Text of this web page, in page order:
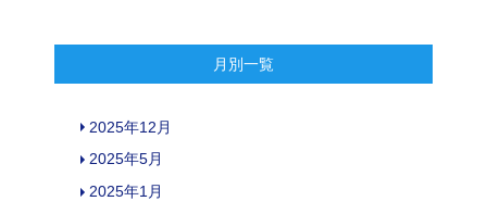
月別一覧
2025年12月
2025年5月
2025年1月